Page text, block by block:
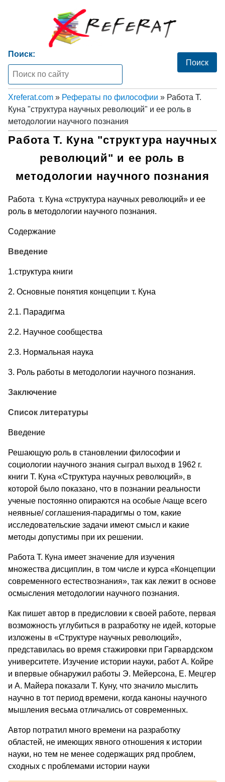
Поиск:
Xreferat.com » Рефераты по философии » Работа Т.
Куна "структура научных революций" и ее роль в
методологии научного познания
Работа Т. Куна "структура научных
революций" и ее роль в
методологии научного познания
Работа т. Куна «структура научных революций» и ее
роль в методологии научного познания.
Со­дер­жа­ние
Введение
1.структура книги
2. Основные понятия концепции т. Куна
2.1. Парадигма
2.2. Научное сообщества
2.3. Нормальная наука
3. Роль работы в методологии научного познания.
Заключение
Список литературы
Вве­де­ние
Решающую роль в становлении философии и
социологии научного знания сыграл выход в 1962 г.
книги Т. Куна «Структура научных революций», в
которой было показано, что в познании реальности
ученые постоянно опираются на особые /чаще всего
неявные/ соглашения-парадигмы о том, какие
исследовательские задачи имеют смысл и какие
методы допустимы при их решении.
Работа Т. Куна имеет значение для изучения
множества дисциплин, в том числе и курса «Концепции
современного естествознания», так как лежит в основе
осмысления методологии научного познания.
Как пишет автор в предисловии к своей работе, первая
возможность углубиться в разработку не идей, которые
изложены в «Структуре научных революций»,
представилась во время стажировки при Гарвардском
университете. Изучение истории науки, работ А. Койре
и впервые обнаружил работы Э. Мейерсона, Е. Мецгер
и А. Майера показали Т. Куну, что значило мыслить
научно в тот период времени, когда каноны научного
мышления весьма отличались от современных.
Автор потратил много времени на разработку
областей, не имеющих явного отношения к истории
науки, но тем не менее содержащих ряд проблем,
сходных с проблемами истории науки